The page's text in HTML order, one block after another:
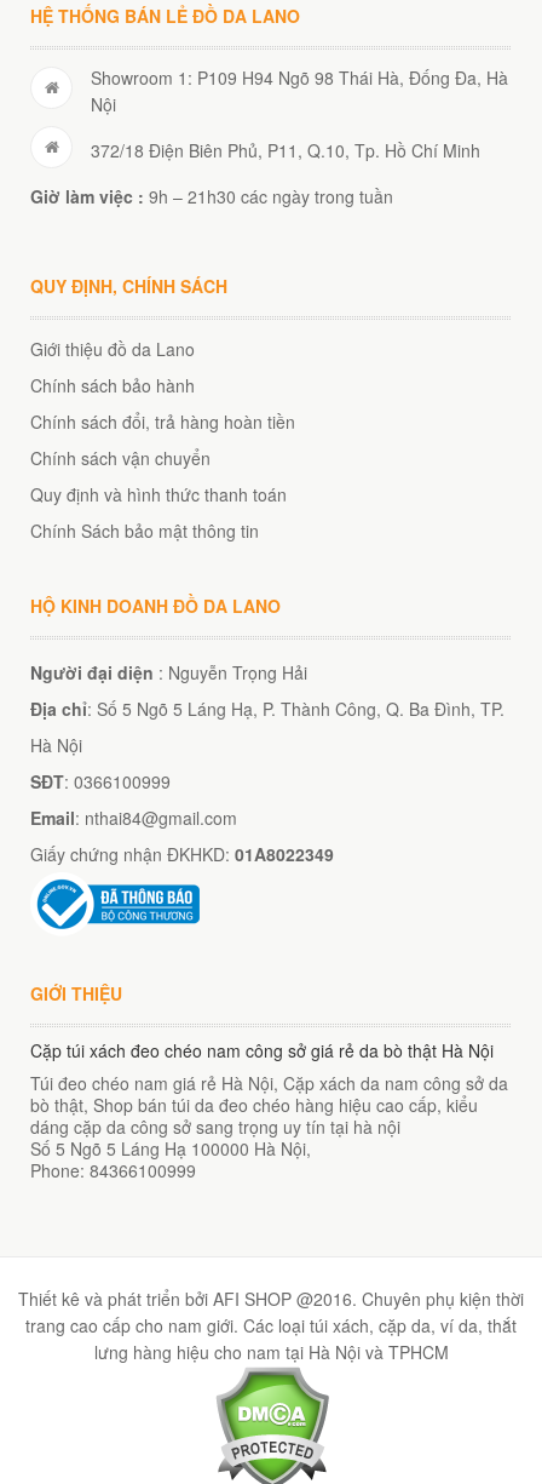
HỆ THỐNG BÁN LẺ ĐỒ DA LANO
Showroom 1: P109 H94 Ngõ 98 Thái Hà, Đống Đa, Hà
Nội
372/18 Điện Biên Phủ, P11, Q.10, Tp. Hồ Chí Minh
Giờ làm việc : 9h – 21h30 các ngày trong tuần
QUY ĐỊNH, CHÍNH SÁCH
Giới thiệu đồ da Lano
Chính sách bảo hành
Chính sách đổi, trả hàng hoàn tiền
Chính sách vận chuyển
Quy định và hình thức thanh toán
Chính Sách bảo mật thông tin
HỘ KINH DOANH ĐỒ DA LANO
Người đại diện : Nguyễn Trọng Hải
Địa chỉ: Số 5 Ngõ 5 Láng Hạ, P. Thành Công, Q. Ba Đình, TP.
Hà Nội
SĐT: 0366100999
Email: nthai84@gmail.com
Giấy chứng nhận ĐKHKD: 01A8022349
GIỚI THIỆU
Cặp túi xách đeo chéo nam công sở giá rẻ da bò thật Hà Nội
Túi đeo chéo nam giá rẻ Hà Nội, Cặp xách da nam công sở da
bò thật, Shop bán túi da đeo chéo hàng hiệu cao cấp, kiểu
dáng cặp da công sở sang trọng uy tín tại hà nội
Số 5 Ngõ 5 Láng Hạ 100000 Hà Nội,
Phone: 84366100999
Thiết kê và phát triển bởi AFI SHOP @2016. Chuyên phụ kiện thời
trang cao cấp cho nam giới. Các loại túi xách, cặp da, ví da, thắt
lưng hàng hiệu cho nam tại Hà Nội và TPHCM